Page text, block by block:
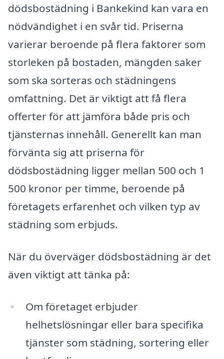
dödsbostädning i Bankekind kan vara en
nödvändighet i en svår tid. Priserna
varierar beroende på flera faktorer som
storleken på bostaden, mängden saker
som ska sorteras och städningens
omfattning. Det är viktigt att få flera
offerter för att jämföra både pris och
tjänsternas innehåll. Generellt kan man
förvänta sig att priserna för
dödsbostädning ligger mellan 500 och 1
500 kronor per timme, beroende på
företagets erfarenhet och vilken typ av
städning som erbjuds.
När du överväger dödsbostädning är det
även viktigt att tänka på:
Om företaget erbjuder
helhetslösningar eller bara specifika
tjänster som städning, sortering eller